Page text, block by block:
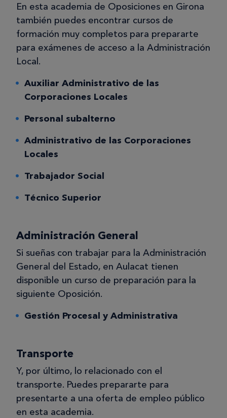
En esta academia de Oposiciones en Girona
también puedes encontrar cursos de
formación muy completos para prepararte
para exámenes de acceso a la Administración
Local.
Auxiliar Administrativo de las
Corporaciones Locales
Personal subalterno
Administrativo de las Corporaciones
Locales
Trabajador Social
Técnico Superior
Administración General
Si sueñas con trabajar para la Administración
General del Estado, en Aulacat tienen
disponible un curso de preparación para la
siguiente Oposición.
Gestión Procesal y Administrativa
Transporte
Y, por último, lo relacionado con el
transporte. Puedes prepararte para
presentarte a una oferta de empleo público
en esta academia.